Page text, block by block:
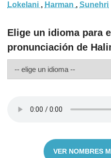
Lokelani , Harman , Sunehri
Elige un idioma para
pronunciación de
VER NOMBRES